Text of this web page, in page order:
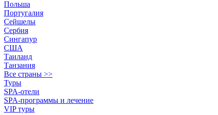
Польша
Португалия
Сейшелы
Сербия
Сингапур
США
Таиланд
Танзания
Все страны >>
Туры
SPA-отели
SPA-программы и лечение
VIP туры